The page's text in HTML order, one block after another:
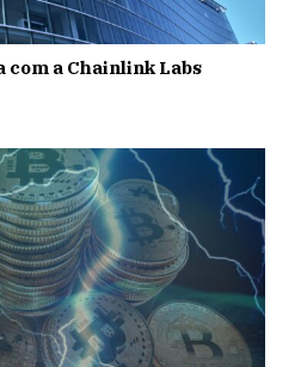
a Chainlink Labs